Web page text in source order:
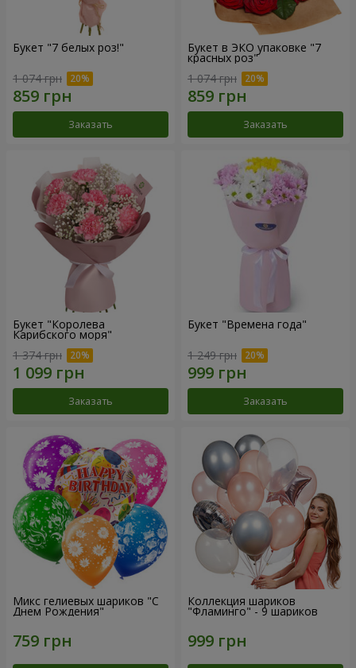
Букет "7 белых роз!"
1 074 грн
Заказать
Букет в ЭКО упаковке "7
красных роз"
1 074 грн
Заказать
Букет "Королева
Карибского моря"
1 374 грн
Заказать
Букет "Времена года"
1 249 грн
Заказать
Микс гелиевых шариков "C
Днем Рождения"
Коллекция шариков
"Фламинго" - 9 шариков